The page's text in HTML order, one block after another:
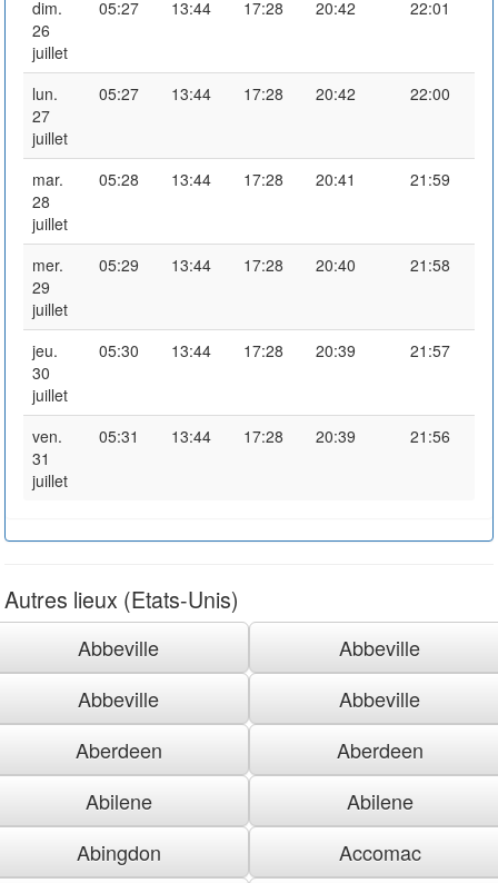
dim.
26
juillet
05:27 13:44 17:28 20:42 22:01
lun.
27
juillet
05:27 13:44 17:28 20:42 22:00
mar.
28
juillet
05:28 13:44 17:28 20:41 21:59
mer.
29
juillet
05:29 13:44 17:28 20:40 21:58
jeu.
30
juillet
05:30 13:44 17:28 20:39 21:57
ven.
31
juillet
05:31 13:44 17:28 20:39 21:56
Autres lieux (Etats-Unis)
Abbeville
Abbeville
Abbeville
Abbeville
Aberdeen
Aberdeen
Abilene
Abilene
Abingdon
Accomac